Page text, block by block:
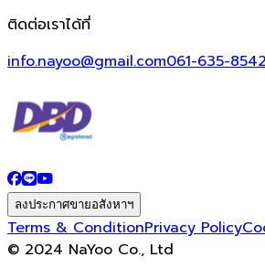
ติดต่อเราได้ที่
info.nayoo@gmail.com061-635-
ลงประกาศขายอสังหาฯ
Terms & ConditionPrivacy Policy
© 2024 NaYoo Co., Ltd